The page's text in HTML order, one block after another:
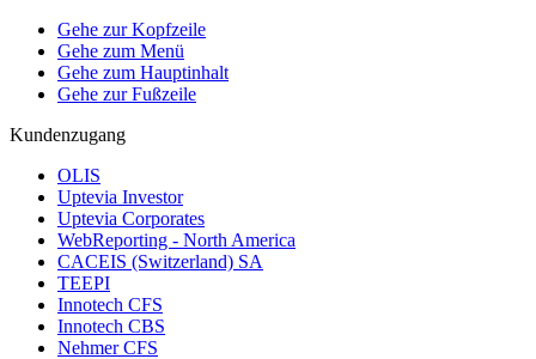
Gehe zur Kopfzeile
Gehe zum Menü
Gehe zum Hauptinhalt
Gehe zur Fußzeile
Kundenzugang
OLIS
Uptevia Investor
Uptevia Corporates
WebReporting - North America
CACEIS (Switzerland) SA
TEEPI
Innotech CFS
Innotech CBS
Nehmer CFS